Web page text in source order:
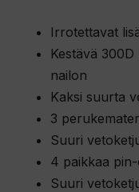
Irrotettavat
Kestävä
nailon
Kaksi suurta
3
Suuri
4 paikkaa
Suuri